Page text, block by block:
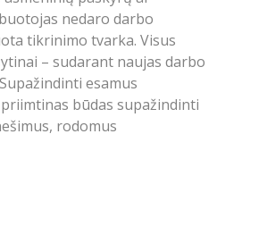
nedaro darbo
tikrinimo tvarka. Visus
– sudarant naujas darbo
esamus
būdas supažindinti
rodomus